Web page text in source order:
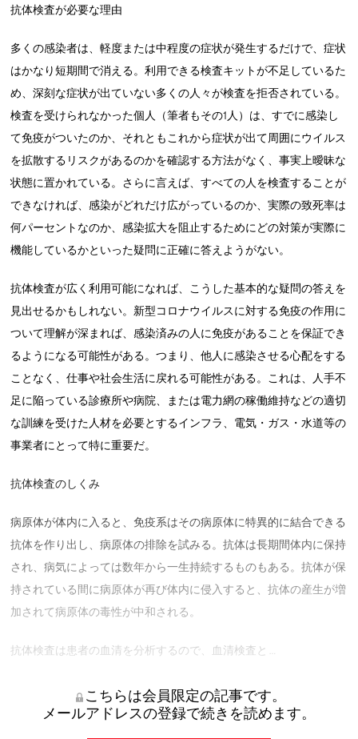
抗体検査が必要な理由
多くの感染者は、軽度または中程度の症状が発生するだけで、症状
はかなり短期間で消える。利用できる検査キットが不足しているた
め、深刻な症状が出ていない多くの人々が検査を拒否されている。
検査を受けられなかった個人（筆者もその1人）は、すでに感染し
て免疫がついたのか、それともこれから症状が出て周囲にウイルス
を拡散するリスクがあるのかを確認する方法がなく、事実上曖昧な
状態に置かれている。さらに言えば、すべての人を検査することが
できなければ、感染がどれだけ広がっているのか、実際の致死率は
何パーセントなのか、感染拡大を阻止するためにどの対策が実際に
機能しているかといった疑問に正確に答えようがない。
抗体検査が広く利用可能になれば、こうした基本的な疑問の答えを
見出せるかもしれない。新型コロナウイルスに対する免疫の作用に
ついて理解が深まれば、感染済みの人に免疫があることを保証でき
るようになる可能性がある。つまり、他人に感染させる心配をする
ことなく、仕事や社会生活に戻れる可能性がある。これは、人手不
足に陥っている診療所や病院、または電力網の稼働維持などの適切
な訓練を受けた人材を必要とするインフラ、電気・ガス・水道等の
事業者にとって特に重要だ。
抗体検査のしくみ
病原体が体内に入ると、免疫系はその病原体に特異的に結合できる
抗体を作り出し、病原体の排除を試みる。抗体は長期間体内に保持
され、病気によっては数年から一生持続するものもある。抗体が保
持されている間に病原体が再び体内に侵入すると、抗体の産生が増
加されて病原体の毒性が中和される。
抗体検査は患者の血清を分析するので、血清検査と …
こちらは会員限定の記事です。
メールアドレスの登録で続きを読めます。